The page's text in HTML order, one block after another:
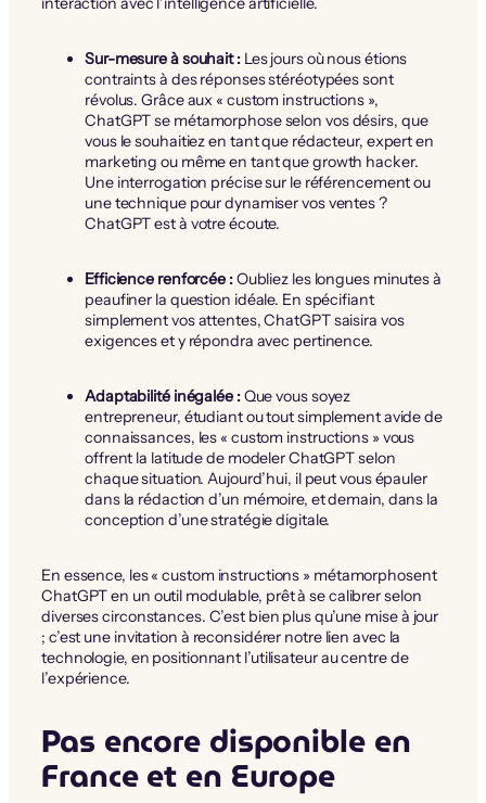
Sur-mesure à souhait :Les jours où nous étions
contraints à des réponses stéréotypées sont
révolus. Grâce aux « custom instructions »,
ChatGPT se métamorphose selon vos désirs, que
vous le souhaitiez en tant que rédacteur, expert en
marketing ou même en tant que growth hacker.
Une interrogation précise sur le référencement ou
une technique pour dynamiser vos ventes ?
ChatGPT est à votre écoute.
Efficience renforcée :Oubliez les longues minutes à
peaufiner la question idéale. En spécifiant
simplement vos attentes, ChatGPT saisira vos
exigences et y répondra avec pertinence.
Adaptabilité inégalée :Que vous soyez
entrepreneur, étudiant ou tout simplement avide de
connaissances, les « custom instructions » vous
offrent la latitude de modeler ChatGPT selon
chaque situation. Aujourd’hui, il peut vous épauler
dans la rédaction d’un mémoire, et demain, dans la
conception d’une stratégie digitale.
En essence, les « custom instructions » métamorphosent
ChatGPT en un outil modulable, prêt à se calibrer selon
diverses circonstances. C’est bien plus qu’une mise à jour
; c’est une invitation à reconsidérer notre lien avec la
technologie, en positionnant l’utilisateur au centre de
l’expérience.
Pas encore disponible en
France et en Europe